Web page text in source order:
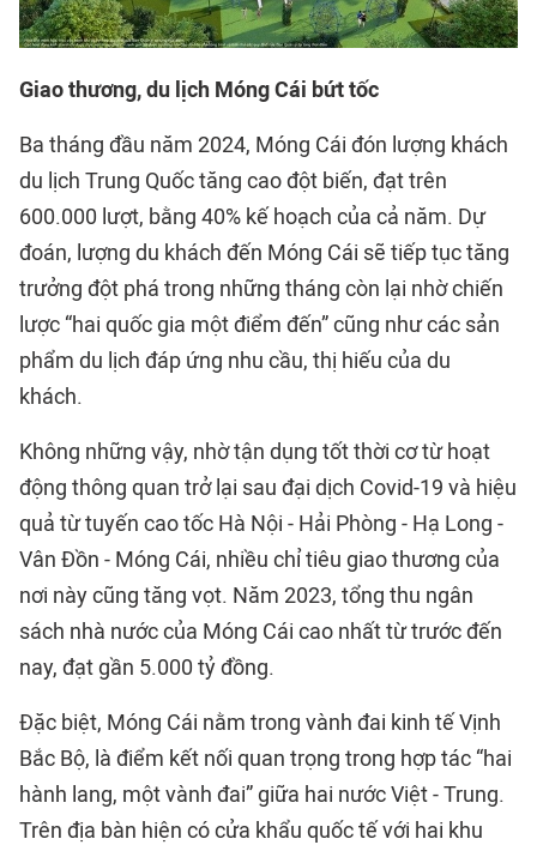
Giao thương, du lịch Móng Cái bứt tốc
Ba tháng đầu năm 2024, Móng Cái đón lượng khách
du lịch Trung Quốc tăng cao đột biến, đạt trên
600.000 lượt, bằng 40% kế hoạch của cả năm. Dự
đoán, lượng du khách đến Móng Cái sẽ tiếp tục tăng
trưởng đột phá trong những tháng còn lại nhờ chiến
lược “hai quốc gia một điểm đến” cũng như các sản
phẩm du lịch đáp ứng nhu cầu, thị hiếu của du
khách.
Không những vậy, nhờ tận dụng tốt thời cơ từ hoạt
động thông quan trở lại sau đại dịch Covid-19 và hiệu
quả từ tuyến cao tốc Hà Nội - Hải Phòng - Hạ Long -
Vân Đồn - Móng Cái, nhiều chỉ tiêu giao thương của
nơi này cũng tăng vọt. Năm 2023, tổng thu ngân
sách nhà nước của Móng Cái cao nhất từ trước đến
nay, đạt gần 5.000 tỷ đồng.
Đặc biệt, Móng Cái nằm trong vành đai kinh tế Vịnh
Bắc Bộ, là điểm kết nối quan trọng trong hợp tác “hai
hành lang, một vành đai” giữa hai nước Việt - Trung.
Trên địa bàn hiện có cửa khẩu quốc tế với hai khu